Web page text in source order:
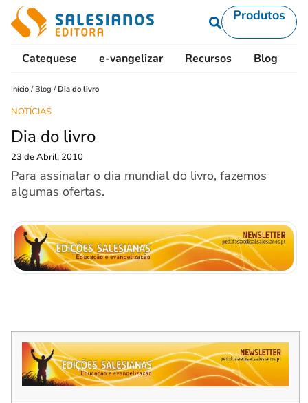
Produtos
Catequese e-vangelizar Recursos Blog
Início / Blog /Dia do livro
NOTÍCIAS
Dia do livro
23 de Abril, 2010
Para assinalar o dia mundial do livro, fazemos
algumas ofertas.